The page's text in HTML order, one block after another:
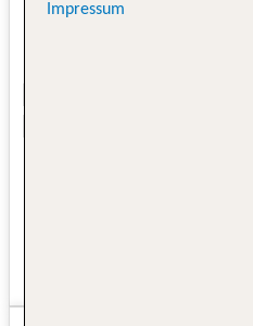
Impressum